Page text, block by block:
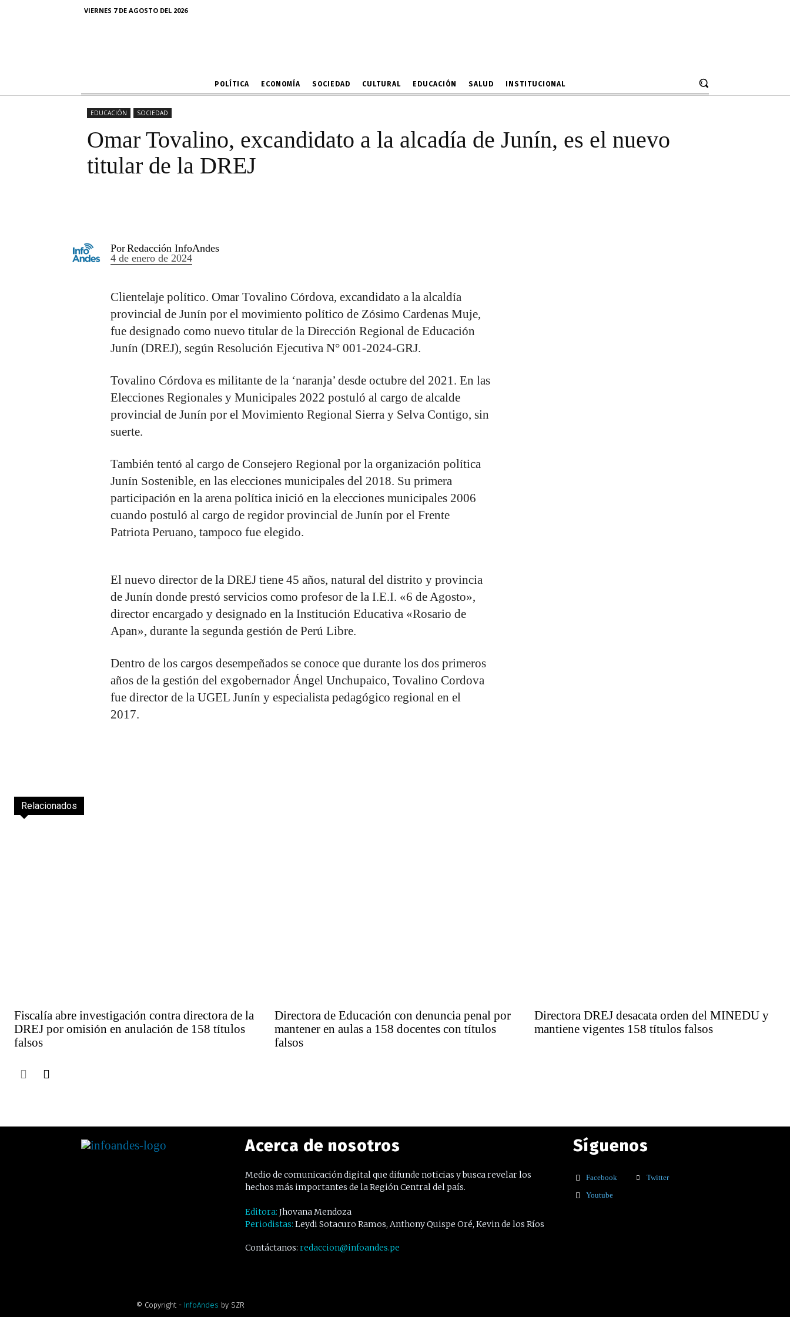
VIERNES 7 DE AGOSTO DEL 2026
POLÍTICA ECONOMÍA SOCIEDAD CULTURAL EDUCACIÓN SALUD INSTITUCIONAL
Omar Tovalino, excandidato a la alcadía de Junín, es
EDUCACIÓN SOCIEDAD
Omar Tovalino, excandidato a la alcadía de Junín, es el nuevo
titular de la DREJ
PorRedacción InfoAndes
4 de enero de 2024
Clientelaje político. Omar Tovalino Córdova, excandidato a la alcaldía
provincial de Junín por el movimiento político de Zósimo Cardenas Muje,
fue designado como nuevo titular de la Dirección Regional de Educación
Junín (DREJ), según Resolución Ejecutiva N° 001-2024-GRJ.
Tovalino Córdova es militante de la ‘naranja’ desde octubre del 2021. En las
Elecciones Regionales y Municipales 2022 postuló al cargo de alcalde
provincial de Junín por el Movimiento Regional Sierra y Selva Contigo, sin
suerte.
También tentó al cargo de Consejero Regional por la organización política
Junín Sostenible, en las elecciones municipales del 2018. Su primera
participación en la arena política inició en la elecciones municipales 2006
cuando postuló al cargo de regidor provincial de Junín por el Frente
Patriota Peruano, tampoco fue elegido.
El nuevo director de la DREJ tiene 45 años, natural del distrito y provincia
de Junín donde prestó servicios como profesor de la I.E.I. «6 de Agosto»,
director encargado y designado en la Institución Educativa «Rosario de
Apan», durante la segunda gestión de Perú Libre.
Dentro de los cargos desempeñados se conoce que durante los dos primeros
años de la gestión del exgobernador Ángel Unchupaico, Tovalino Cordova
fue director de la UGEL Junín y especialista pedagógico regional en el
2017.
Relacionados
Fiscalía abre investigación contra directora de la
DREJ por omisión en anulación de 158 títulos
falsos
Directora de Educación con denuncia penal por
mantener en aulas a 158 docentes con títulos
falsos
Directora DREJ desacata orden del MINEDU y
mantiene vigentes 158 títulos falsos
Acerca de nosotros
Medio de comunicación digital que difunde noticias y busca revelar los
hechos más importantes de la Región Central del país.
Editora: Jhovana Mendoza
Periodistas: Leydi Sotacuro Ramos, Anthony Quispe Oré, Kevin de los Ríos
Contáctanos: redaccion@infoandes.pe
Síguenos
Facebook
Twitter
Youtube
© Copyright - InfoAndes by SZR